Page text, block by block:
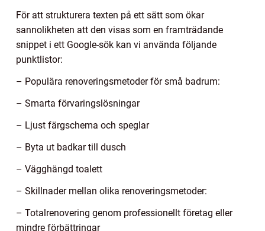
För att strukturera texten på ett sätt som ökar
sannolikheten att den visas som en framträdande
snippet i ett Google-sök kan vi använda följande
punktlistor:
– Populära renoveringsmetoder för små badrum:
– Smarta förvaringslösningar
– Ljust färgschema och speglar
– Byta ut badkar till dusch
– Vägghängd toalett
– Skillnader mellan olika renoveringsmetoder:
– Totalrenovering genom professionellt företag eller
mindre förbättringar